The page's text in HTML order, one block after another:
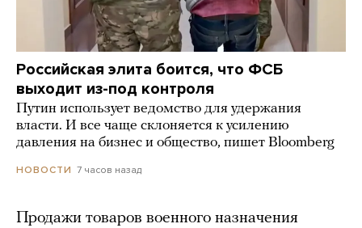
Российская элита боится, что ФСБ
выходит из-под контроля
Путин использует ведомство для удержания
власти. И все чаще склоняется к усилению
давления на бизнес и общество, пишет Bloomberg
НОВОСТИ 7 часов назад
Продажи товаров военного назначения